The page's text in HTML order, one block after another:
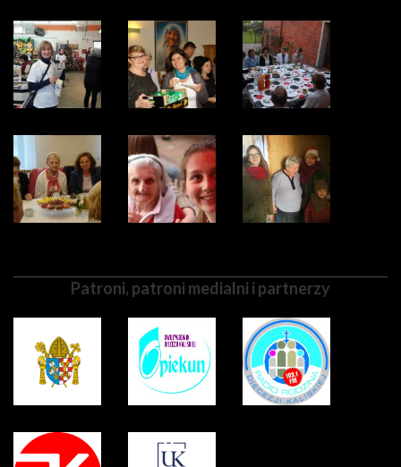
Patroni, patroni medialni i partnerzy